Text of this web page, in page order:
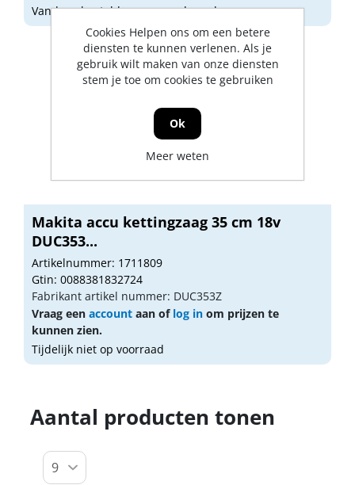
Vandaag besteld, morgen geleverd
Makita accu kettingzaag 35 cm 18v
DUC353...
Artikelnummer: 1711809
Gtin: 0088381832724
Fabrikant artikel nummer: DUC353Z
Vraag een account aan of log in om prijzen te
kunnen zien.
Tijdelijk niet op voorraad
Aantal producten tonen
Cookies Helpen ons om een betere
diensten te kunnen verlenen. Als je
gebruik wilt maken van onze diensten
stem je toe om cookies te gebruiken
Ok
Meer weten